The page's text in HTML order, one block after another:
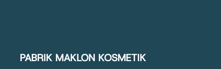
PABRIK MAKLON KOSMETIK